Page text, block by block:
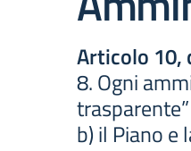
Articolo 10,
8. Ogni
b) il Piano e